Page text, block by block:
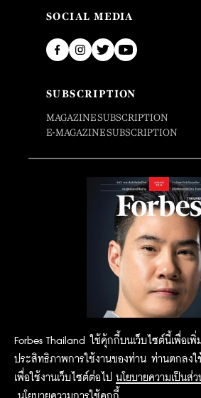
Forbes Thailand ใช้คุ้กกี้บนเว็บไซต์นี้เพื่อเพิ่ม
ประสิทธิภาพการใช้งานของท่าน ท่านตกลงใ
เพื่อใช้งานเว็บไซต์ต่อไป นโยบายความเป็นส่ว
SOCIAL MEDIA
SUBSCRIPTION
MAGAZINE SUBSCRIPTION
E-MAGAZINE SUBSCRIPTION